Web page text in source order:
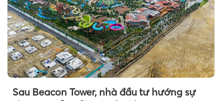
Sau Beacon Tower, nhà đầu tư hướng sự